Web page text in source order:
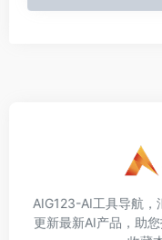
AIG123-AI工具导航
更新最新AI产品，助